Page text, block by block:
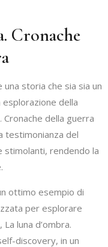
Cronache
storia che sia sia un
della
Cronache della guerra
testimonianza del
stimolanti, rendendo la
ottimo esempio di
per esplorare
luna d’ombra.
discovery, in un